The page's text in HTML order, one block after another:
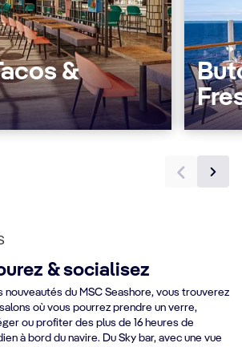
&
& socialisez
nouveautés du MSC Seashore, vous trouverez
où vous pourrez prendre un verre,
ou profiter des plus de 16 heures de
à bord du navire. Du Sky bar, avec une vue